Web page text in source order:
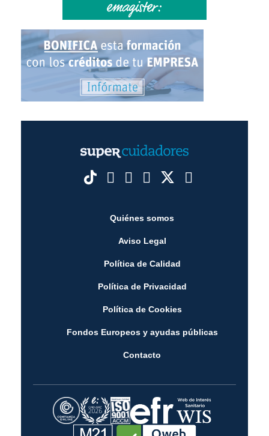
Quiénes somos
Aviso Legal
Política de Calidad
Política de Privacidad
Política de Cookies
Fondos Europeos y ayudas públicas
Contacto